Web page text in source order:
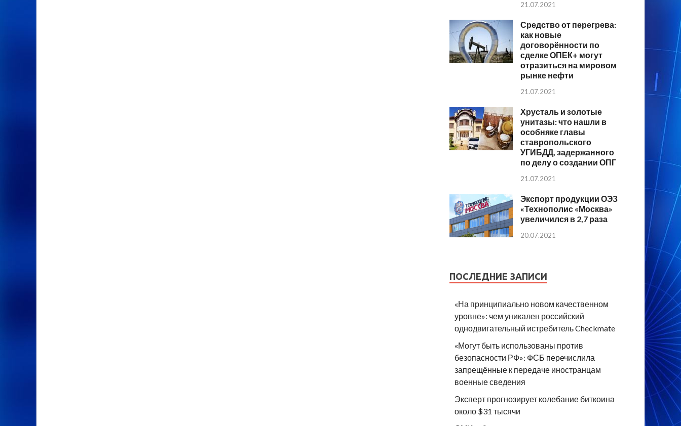
21.07.2021
Средство от перегрева:
как новые
договорённости по
сделке ОПЕК+ могут
отразиться на мировом
рынке нефти
21.07.2021
Хрусталь и золотые
унитазы: что нашли в
особняке главы
ставропольского
УГИБДД, задержанного
по делу о создании ОПГ
21.07.2021
Экспорт продукции ОЭЗ
«Технополис «Москва»
увеличился в 2,7 раза
20.07.2021
ПОСЛЕДНИЕ ЗАПИСИ
«На принципиально новом качественном
уровне»: чем уникален российский
однодвигательный истребитель Checkmate
«Могут быть использованы против
безопасности РФ»: ФСБ перечислила
запрещённые к передаче иностранцам
военные сведения
Эксперт прогнозирует колебание биткоина
около $31 тысячи